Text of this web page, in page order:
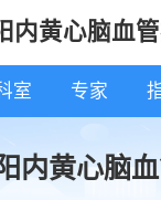
内黄心脑血
室 专家
内黄心脑